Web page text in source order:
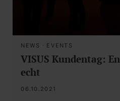
NEWS · EVENTS
VISUS Kundentag:
echt
06.10.2021